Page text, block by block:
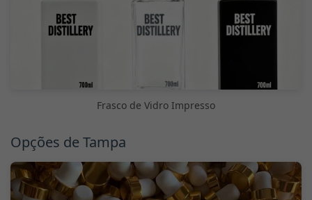
Frasco de Vidro Impresso
Opções de Tampa